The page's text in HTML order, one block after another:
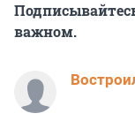
важном.